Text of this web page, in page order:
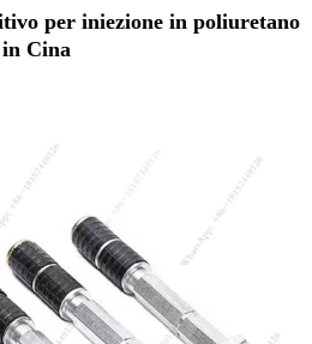
per iniezione in poliuretano
Cina